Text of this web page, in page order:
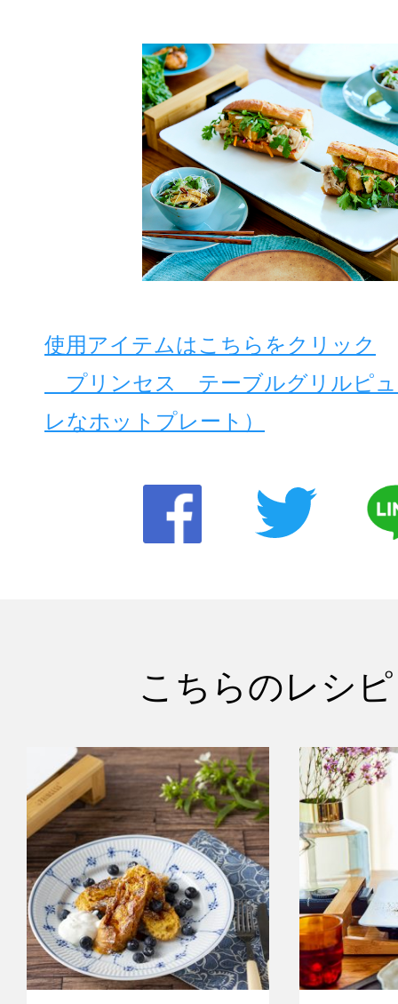
使用アイテムはこちらをクリック
プリンセス テーブルグリルピュ
レなホットプレート）
こちらのレシ